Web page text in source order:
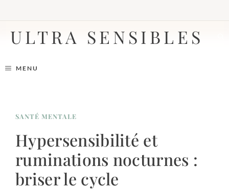
contenu
ULTRA SENSIBLES
MENU
SANTÉ MENTALE
Hypersensibilité et
ruminations nocturnes :
briser le cycle